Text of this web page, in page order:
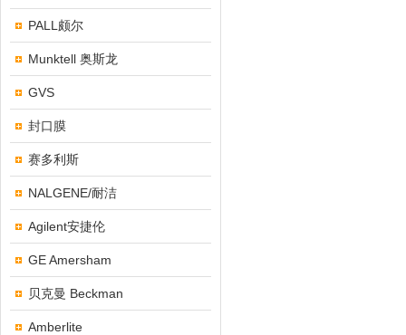
PALL颇尔
Munktell 奥斯龙
GVS
封口膜
赛多利斯
NALGENE/耐洁
Agilent安捷伦
GE Amersham
贝克曼 Beckman
Amberlite